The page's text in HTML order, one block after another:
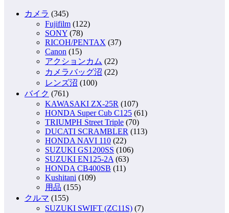
カメラ (345)
Fujifilm (122)
SONY (78)
RICOH/PENTAX (37)
Canon (15)
アクションカム (22)
カメラバッグ沼 (22)
レンズ沼 (100)
バイク (761)
KAWASAKI ZX-25R (107)
HONDA Super Cub C125 (61)
TRIUMPH Street Triple (70)
DUCATI SCRAMBLER (113)
HONDA NAVI 110 (22)
SUZUKI GS1200SS (106)
SUZUKI EN125-2A (63)
HONDA CB400SB (11)
Kushitani (109)
用品 (155)
クルマ (155)
SUZUKI SWIFT (ZC11S) (7)